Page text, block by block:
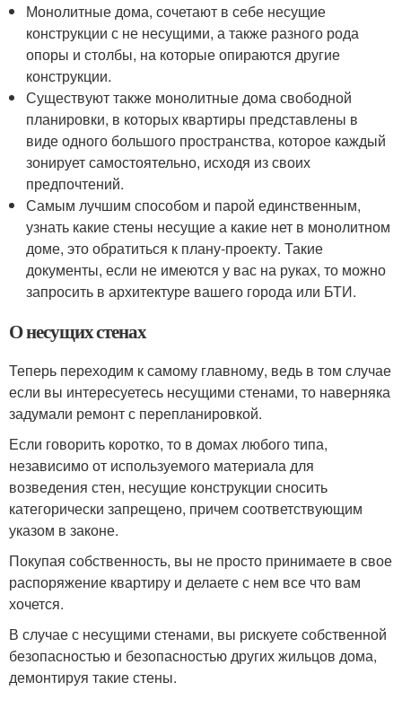
Монолитные дома, сочетают в себе несущие
конструкции с не несущими, а также разного рода
опоры и столбы, на которые опираются другие
конструкции.
Существуют также монолитные дома свободной
планировки, в которых квартиры представлены в
виде одного большого пространства, которое каждый
зонирует самостоятельно, исходя из своих
предпочтений.
Самым лучшим способом и парой единственным,
узнать какие стены несущие а какие нет в монолитном
доме, это обратиться к плану-проекту. Такие
документы, если не имеются у вас на руках, то можно
запросить в архитектуре вашего города или БТИ.
О несущих стенах
Теперь переходим к самому главному, ведь в том случае
если вы интересуетесь несущими стенами, то наверняка
задумали ремонт с перепланировкой.
Если говорить коротко, то в домах любого типа,
независимо от используемого материала для
возведения стен, несущие конструкции сносить
категорически запрещено, причем соответствующим
указом в законе.
Покупая собственность, вы не просто принимаете в свое
распоряжение квартиру и делаете с нем все что вам
хочется.
В случае с несущими стенами, вы рискуете собственной
безопасностью и безопасностью других жильцов дома,
демонтируя такие стены.